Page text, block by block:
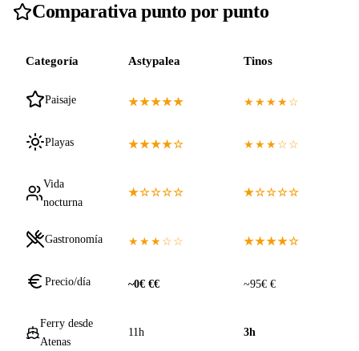
Comparativa punto por punto
Categoría Astypalea Tinos
Paisaje ★★★★★ ★★★★☆
Playas ★★★★☆ ★★★☆☆
Vida
nocturna
★☆☆☆☆ ★☆☆☆☆
Gastronomía ★★★☆☆ ★★★★☆
Precio/día ~0€ €€ ~95€ €
Ferry desde
Atenas
11h 3h